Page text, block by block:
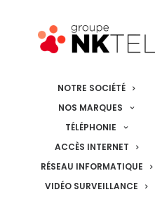
NOTRE SOCIÉTÉ
NOS MARQUES
TÉLÉPHONIE
ACCÈS INTERNET
RÉSEAU INFORMATIQUE
VIDÉO SURVEILLANCE